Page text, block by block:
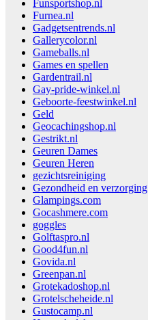
Funsportshop.nl
Furnea.nl
Gadgetsentrends.nl
Gallerycolor.nl
Gameballs.nl
Games en spellen
Gardentrail.nl
Gay-pride-winkel.nl
Geboorte-feestwinkel.nl
Geld
Geocachingshop.nl
Gestrikt.nl
Geuren Dames
Geuren Heren
gezichtsreiniging
Gezondheid en verzorging
Glampings.com
Gocashmere.com
goggles
Golftaspro.nl
Good4fun.nl
Govida.nl
Greenpan.nl
Grotekadoshop.nl
Grotelscheheide.nl
Gustocamp.nl